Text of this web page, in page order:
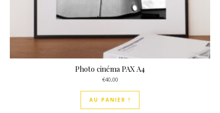
Photo cinéma PAX A4
€40,00
AU PANIER !